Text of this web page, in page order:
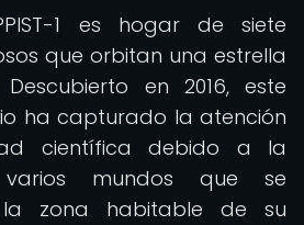
1 es hogar de siete
que orbitan una estrella
en 2016, este
ha capturado la atención
científica debido a la
mundos que se
la zona habitable de su